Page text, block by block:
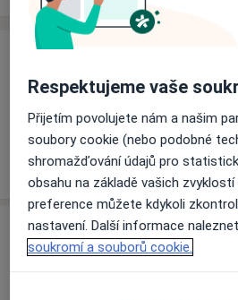
Informace o službách a
Tento specialista ještě
svých
Adresy (2)
Respektujeme vaše
Přijetím povolujete nám a našim
soubory cookie (nebo podobné
shromažďování údajů pro
obsahu na základě vašich zvyklostí
preference můžete kdykoli
nastavení. Další informace
soukromí a souborů cookie.